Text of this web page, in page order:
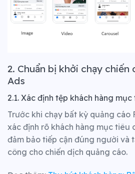
2. Chuẩn bị khởi chạy chiến
Ads
2.1. Xác định tệp khách hàng mục
Trước khi chạy bất kỳ quảng cáo
xác định rõ khách hàng mục tiêu
đảm bảo tiếp cận đúng người và
công cho chiến dịch quảng cáo.